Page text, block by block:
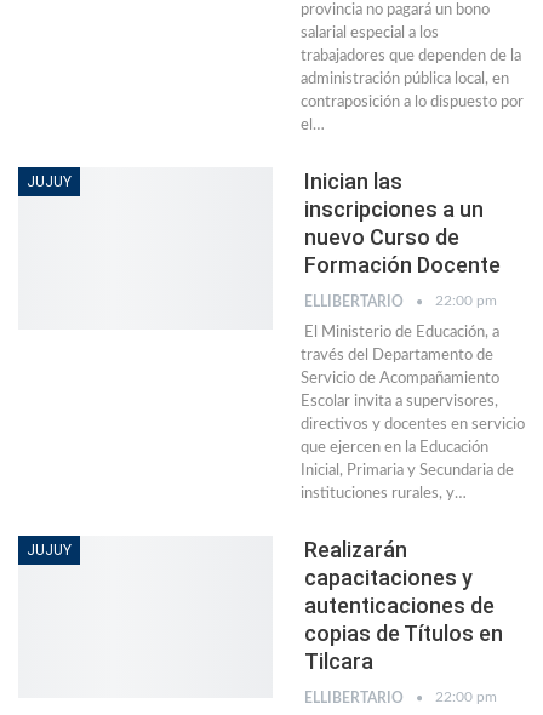
provincia no pagará un bono
salarial especial a los
trabajadores que dependen de la
administración pública local, en
contraposición a lo dispuesto por
el …
JUJUY
Inician las
inscripciones a un
nuevo Curso de
Formación Docente
ELLIBERTARIO 22:00 pm
El Ministerio de Educación, a
través del Departamento de
Servicio de Acompañamiento
Escolar invita a supervisores,
directivos y docentes en servicio
que ejercen en la Educación
Inicial, Primaria y Secundaria de
instituciones rurales, y…
JUJUY
Realizarán
capacitaciones y
autenticaciones de
copias de Títulos en
Tilcara
ELLIBERTARIO 22:00 pm